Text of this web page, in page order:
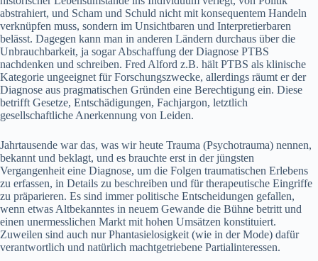
abstrahiert, und Scham und Schuld nicht mit konsequentem Handeln
verknüpfen muss, sondern im Unsichtbaren und Interpretierbaren
belässt. Dagegen kann man in anderen Ländern durchaus über die
Unbrauchbarkeit, ja sogar Abschaffung der Diagnose PTBS
nachdenken und schreiben. Fred Alford z.B. hält PTBS als klinische
Kategorie ungeeignet für Forschungszwecke, allerdings räumt er der
Diagnose aus pragmatischen Gründen eine Berechtigung ein. Diese
betrifft Gesetze, Entschädigungen, Fachjargon, letztlich
gesellschaftliche Anerkennung von Leiden.
Jahrtausende war das, was wir heute Trauma (Psychotrauma) nennen,
bekannt und beklagt, und es brauchte erst in der jüngsten
Vergangenheit eine Diagnose, um die Folgen traumatischen Erlebens
zu erfassen, in Details zu beschreiben und für therapeutische Eingriffe
zu präparieren. Es sind immer politische Entscheidungen gefallen,
wenn etwas Altbekanntes in neuem Gewande die Bühne betritt und
einen unermesslichen Markt mit hohen Umsätzen konstituiert.
Zuweilen sind auch nur Phantasielosigkeit (wie in der Mode) dafür
verantwortlich und natürlich machtgetriebene Partialinteressen.